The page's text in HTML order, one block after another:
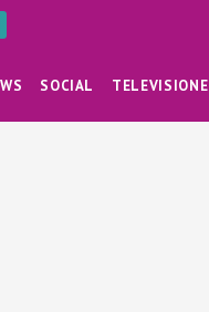
SOCIAL TELEVISIONE